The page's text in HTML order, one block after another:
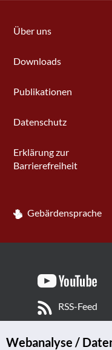
Über uns
Downloads
Publikationen
Datenschutz
Erklärung zur
Barrierefreiheit
Gebärdensprache
RSS-Feed
Webanalyse /